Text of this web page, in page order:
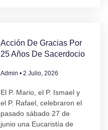
Acción De Gracias Por
25 Años De Sacerdocio
Admin 2 Julio, 2026
El P. Mario, el P. Ismael y
el P. Rafael, celebraron el
pasado sábado 27 de
junio una Eucaristía de